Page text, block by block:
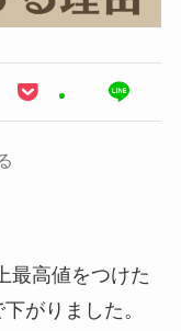
最高値をつけた
がりました。